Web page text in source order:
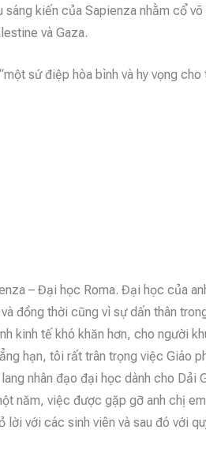
kiến của Sapienza nhằm cổ
và Gaza.
sứ điệp hòa bình và hy vọng cho
– Đại học Roma. Đại học của
đồng thời cũng vì sự dấn thân
kinh tế khó khăn hơn, cho người
hạn, tôi rất trân trọng việc Giáo
nhân đạo đại học dành cho Dải
năm, việc được gặp gỡ anh chị
với các sinh viên và sau đó với